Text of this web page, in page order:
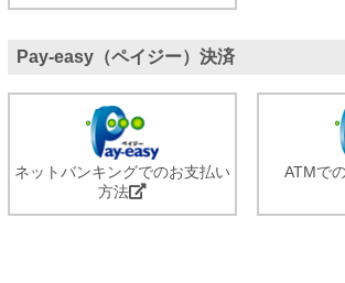
Pay-easy（ペイジー）決済
ネットバンキングでのお支払い
方法
ATMで